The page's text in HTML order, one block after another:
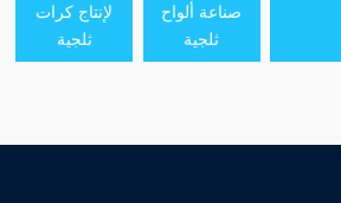
صناعة ألواح
ثلجية
لإنتاج كرات
ثلجية